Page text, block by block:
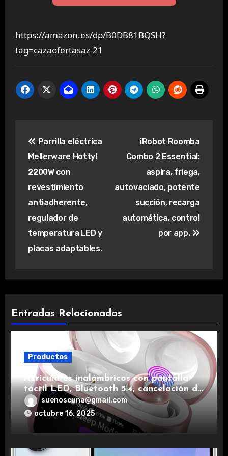
https://amazon.es/dp/B0DB81BQSH?
tag=cazaofertasaz-21
de
entradas
Parrilla eléctrica
Mellerware Hotty!
2200W con
revestimiento
antiadherente,
regulador de
temperatura LED y
placas adaptables.
iRobot Roomba
Combo 2 Essential:
aspira, friega,
autovaciado, potente
succión, recarga
automática, control
por app.
Entradas Relacionadas
Productos
Auriculares inalámbricos con pantalla
táctil LED, Bluetooth 5.4, cancelación de
ruido, impermeables y de larga duración.
suenoscuna@gmail.com
octubre 16, 2025